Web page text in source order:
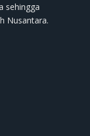
sehingga
Nusantara.